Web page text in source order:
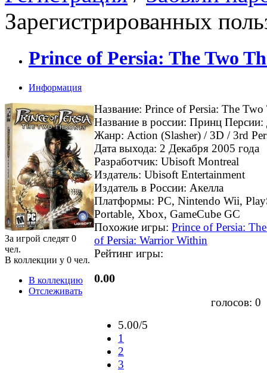
Зарегистрированных
Prince of Persia: The Two
Информация
За игрой следят 0
чел.
В коллекции у 0 чел.
В коллекцию
Отслеживать
Название: Prince of Persia: The Two
Название в россии: Принц Персии:
Жанр: Action (Slasher) / 3D / 3rd
Дата выхода: 2 Декабря 2005 года
Разработчик: Ubisoft Montreal
Издатель: Ubisoft Entertainment
Издатель в России: Акелла
Платформы: PC, Nintendo Wii,
Portable, Xbox, GameCube GC
Похожие игры: Prince of Persia:
of Persia: Warrior Within
Рейтинг игры:
0.00
голосов: 0
5.00/5
1
2
3